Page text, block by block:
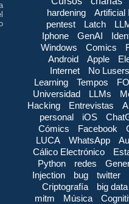
hardening
Artificial
pentest
Latch
Iphone
GenAI
Windows
Comics
Android
Apple
Internet
No Lusers
Learning
Tempos
Universidad
LLMs
Hacking
Entrevistas
personal
iOS
Cómics
Facebook
LUCA
WhatsApp
Cálico Electrónico
Python
redes
Injection
bug twitter
Criptografía
big data
mitm
Música